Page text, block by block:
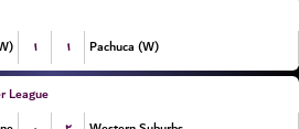
۱ ۱ Pachuca (W)
League